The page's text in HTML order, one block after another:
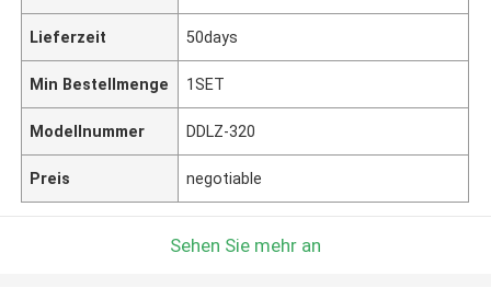
Lieferzeit 50days
Min Bestellmenge 1SET
Modellnummer DDLZ-320
Preis negotiable
Sehen Sie mehr an